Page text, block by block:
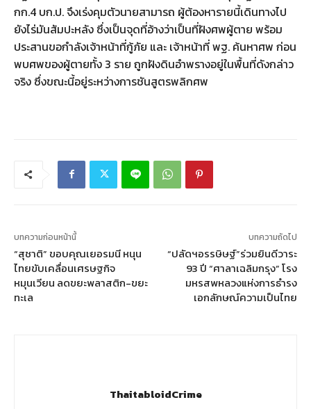
กก.4 บก.ป. จึงเร่งคุมตัวนายสามารถ ผู้ต้องหารายนี้เดินทางไป
ยังไร่มันสัมปะหลัง ซึ่งเป็นจุดที่อ้างว่าเป็นที่ฝังศพผู้ตาย พร้อม
ประสานขอกำลังเจ้าหน้าที่กู้ภัย และ เจ้าหน้าที่ พฐ. ค้นหาศพ ก่อน
พบศพของผู้ตายทั้ง 3 ราย ถูกฝังดินอำพรางอยู่ในพื้นที่ดังกล่าว
จริง ซึ่งขณะนี้อยู่ระหว่างการชันสูตรพลิกศพ
บทความก่อนหน้านี้
“สุชาติ” ขอบคุณเยอรมนี หนุน
ไทยขับเคลื่อนเศรษฐกิจ
หมุนเวียน ลดขยะพลาสติก-ขยะ
ทะเล
บทความถัดไป
“ปลัดฯอรรษิษฐ์”ร่วมยินดีวาระ
93 ปี “ศาลาเฉลิมกรุง” โรง
มหรสพหลวงแห่งการธำรง
เอกลักษณ์ความเป็นไทย
ThaitabloidCrime